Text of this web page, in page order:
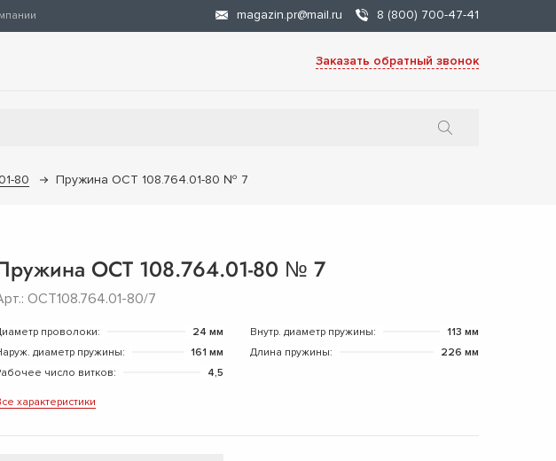
magazin.pr@mail.ru 8 (800) 700-47-41
Заказать обратный звонок
80 Пружина ОСТ 108.764.01-80 № 7
ОСТ 108.764.01-80 № 7
ОСТ108.764.01-80/7
проволоки: 24 мм Внутр. диаметр пружины:
113 мм
диаметр пружины:
161 мм Длина пружины:
226 мм
число витков:
4,5
характеристики